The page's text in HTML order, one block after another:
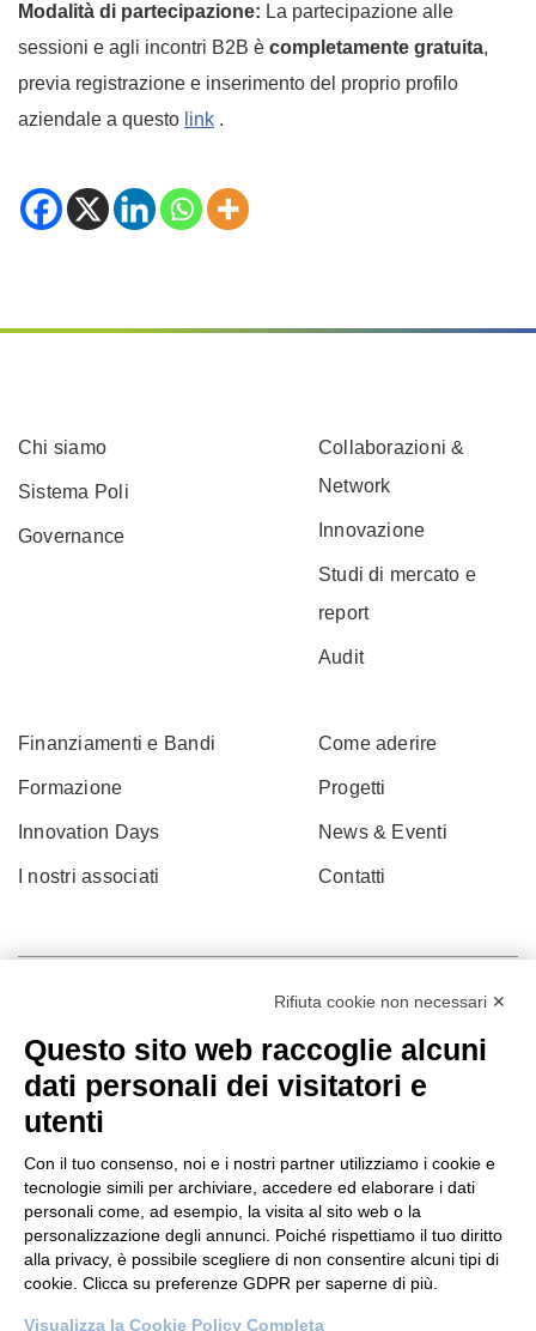
Modalità di partecipazione: La partecipazione alle
sessioni e agli incontri B2B è completamente gratuita,
previa registrazione e inserimento del proprio profilo
aziendale a questo link .
Chi siamo
Sistema Poli
Governance
Collaborazioni &
Network
Innovazione
Studi di mercato e
report
Audit
Finanziamenti e Bandi
Formazione
Innovation Days
I nostri associati
Come aderire
Progetti
News & Eventi
Contatti
© 2022 Po.in.tex
Città Studi – C.so Pella 2b – 13900 Biella (BI)
Rifiuta cookie non necessari ✕
Questo sito web raccoglie alcuni
dati personali dei visitatori e
utenti
Con il tuo consenso, noi e i nostri partner utilizziamo i cookie e
tecnologie simili per archiviare, accedere ed elaborare i dati
personali come, ad esempio, la visita al sito web o la
personalizzazione degli annunci. Poiché rispettiamo il tuo diritto
alla privacy, è possibile scegliere di non consentire alcuni tipi di
cookie. Clicca su preferenze GDPR per saperne di più.
Visualizza la Cookie Policy Completa